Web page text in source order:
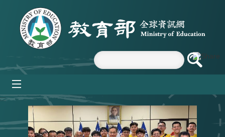
跳到主要內容區塊
:::